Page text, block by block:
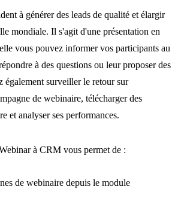
à générer des leads de qualité et élargir
mondiale. Il s'agit d'une présentation en
vous pouvez informer vos participants au
à des questions ou leur proposer des
également surveiller le retour sur
de webinaire, télécharger des
et analyser ses performances.
à CRM vous permet de :
de webinaire depuis le module